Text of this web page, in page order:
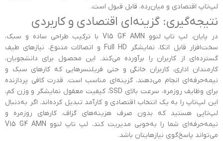
لپ‌تاپ اقتصادی و میان‌رده، قابل قبول است.
نتیجه‌گیری: گزینه‌ای اقتصادی و کاربردی
در پایان، لپ تاپ لنوو V15 G4 AMN با ترکیب طراحی ساده و سبک،
سخت‌افزار قابل اتکا، نمایشگر Full HD و اتصالات متنوع، نیازهای طیف
گسترده‌ای از کاربران را برآورده می‌کند. این محصول برای دانشجویان،
کارمندان اداری، کاربران خانگی و حتی فریلنسرهایی که کارهای سبک و
نیمه‌حرفه‌ای انجام می‌دهند، گزینه‌ای مناسب است. قدرت کافی پردازنده
برای وظایف روزمره، سرعت بالای SSD، کیفیت معقول نمایشگر و وزن کم،
این لپ‌تاپ را به یک انتخاب اقتصادی و کارآمد تبدیل کرده‌اند. اگر به‌دنبال
لپ‌تاپی هستید که بدون صرف هزینه‌های گزاف، کارهای روزمره و
نیمه‌حرفه‌ای شما را به‌خوبی مدیریت کند، لپ تاپ لنوو V15 G4 AMN
می‌تواند پاسخ‌گوی نیازهایتان باشد.